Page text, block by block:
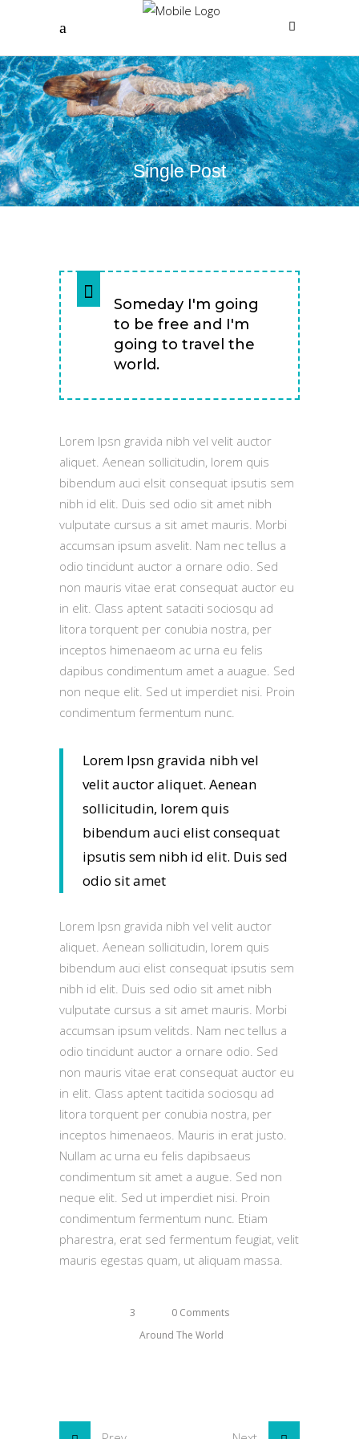
Single Post
Someday I'm going
to be free and I'm
going to travel the
world.
Lorem Ipsn gravida nibh vel velit auctor
aliquet. Aenean sollicitudin, lorem quis
bibendum auci elsit consequat ipsutis sem
nibh id elit. Duis sed odio sit amet nibh
vulputate cursus a sit amet mauris. Morbi
accumsan ipsum asvelit. Nam nec tellus a
odio tincidunt auctor a ornare odio. Sed
non mauris vitae erat consequat auctor eu
in elit. Class aptent sataciti sociosqu ad
litora torquent per conubia nostra, per
inceptos himenaeom ac urna eu felis
dapibus condimentum amet a auague. Sed
non neque elit. Sed ut imperdiet nisi. Proin
condimentum fermentum nunc.
Lorem Ipsn gravida nibh vel
velit auctor aliquet. Aenean
sollicitudin, lorem quis
bibendum auci elist consequat
ipsutis sem nibh id elit. Duis sed
odio sit amet
Lorem Ipsn gravida nibh vel velit auctor
aliquet. Aenean sollicitudin, lorem quis
bibendum auci elist consequat ipsutis sem
nibh id elit. Duis sed odio sit amet nibh
vulputate cursus a sit amet mauris. Morbi
accumsan ipsum velitds. Nam nec tellus a
odio tincidunt auctor a ornare odio. Sed
non mauris vitae erat consequat auctor eu
in elit. Class aptent tacitida sociosqu ad
litora torquent per conubia nostra, per
inceptos himenaeos. Mauris in erat justo.
Nullam ac urna eu felis dapibsaeus
condimentum sit amet a augue. Sed non
neque elit. Sed ut imperdiet nisi. Proin
condimentum fermentum nunc. Etiam
pharestra, erat sed fermentum feugiat, velit
mauris egestas quam, ut aliquam massa.
3
0 Comments
Around The World